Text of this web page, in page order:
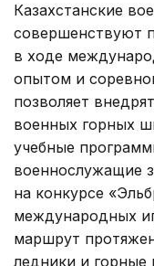
Казахстанские
совершенствуют
в ходе
опытом и
позволяет
военных горных
учебные
военнослужащие
на конкурсе
международных
маршрут
ледники и горные